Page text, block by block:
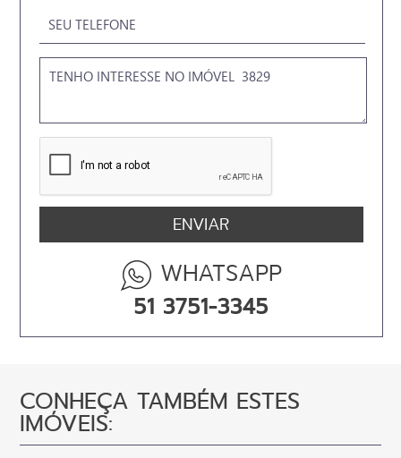
WHATSAPP
51 3751-3345
CONHEÇA TAMBÉM ESTES
IMÓVEIS: